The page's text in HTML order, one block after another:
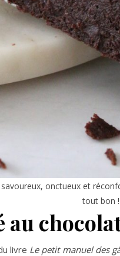
onctueux et
tout bon !
au
livre Le petit manuel des